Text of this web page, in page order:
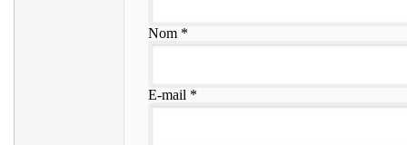
Nom*
E-mail *